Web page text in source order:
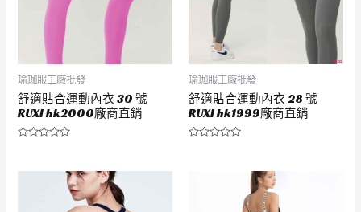
瑜珈服工廠批發
舒適貼合運動內衣 30 號
RUXI hk2000廠商直銷
瑜珈服工廠批發
舒適貼合運動內衣 28 號
RUXI hk1999廠商直銷